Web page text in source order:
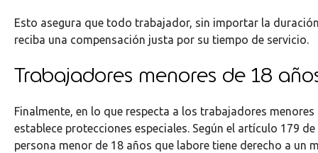
Esto asegura que todo trabajador, sin importar la
reciba una compensación justa por su tiempo de servicio.
Trabajadores menores de 18
Finalmente, en lo que respecta a los trabajadores menores
establece protecciones especiales. Según el artículo 179
persona menor de 18 años que labore tiene derecho a un